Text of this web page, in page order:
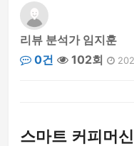
리뷰 분석가 임지훈
0건
102회
스마트 커피머